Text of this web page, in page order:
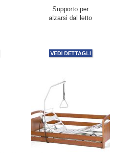
Supporto per
alzarsi dal letto
VEDI DETTAGLI